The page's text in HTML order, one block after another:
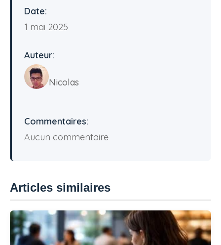
Date:
1 mai 2025
Auteur:
Nicolas
Commentaires:
Aucun commentaire
Articles similaires